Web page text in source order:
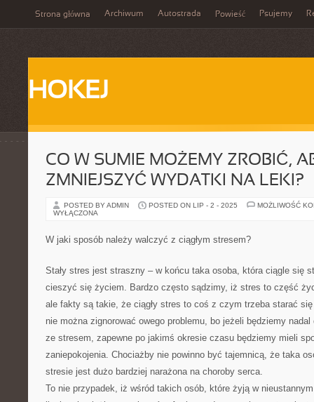
Strona główna Archiwum Autostrada Powieść Psujemy
HOKEJ
CO W SUMIE MOŻEMY ZROBIĆ,
ZMNIEJSZYĆ WYDATKI NA LEKI?
POSTED BY ADMIN POSTED ON LIP - 2 - 2025
MOŻLIWOŚĆ
WYŁĄCZONA
W jaki sposób należy walczyć z ciągłym stresem?
Stały stres jest straszny – w końcu taka osoba, która ciągle się
cieszyć się życiem. Bardzo często sądzimy, iż stres to część
ale fakty są takie, że ciągły stres to coś z czym trzeba starać
nie można zignorować owego problemu, bo jeżeli będziemy
ze stresem, zapewne po jakimś okresie czasu będziemy mieli
zaniepokojenia. Chociażby nie powinno być tajemnicą, że taka
stresie jest dużo bardziej narażona na choroby serca.
To nie przypadek, iż wśród takich osób, które żyją w